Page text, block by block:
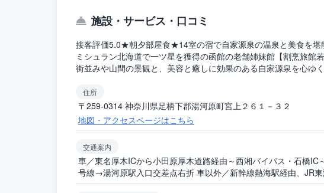
施設・サービス・口コミ
接客評価5.0★朝夕部屋食★14室の宿で自家源泉の温泉と美食を堪
ミシュラン北海道で一ツ星を獲得の函館の老舗姉妹館【割烹旅
街並みや山間の景観と、美容と癒しに効果のある自家源泉を心ゆ
住所
〒259-0314 神奈川県足柄下郡湯河原町宮上２６１－３２
地図・アクセスページはこちら
交通案内
車／東名厚木ICから小田原厚木道路経由～西湘バイパス・石橋
号線→湯河原駅入口交差点右折 車以外／新幹線熱海駅経由、JR